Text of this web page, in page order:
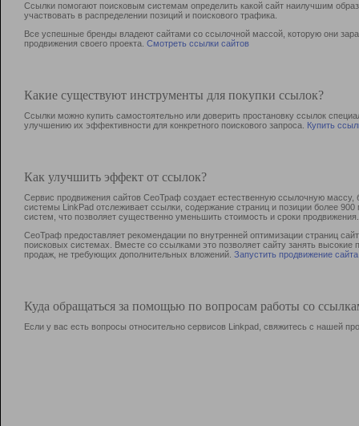
Ссылки помогают поисковым системам определить какой сайт наилучшим
участвовать в раcпределении позиций и поискового трафика.
Все успешные бренды владеют сайтами со ссылочной массой, которую они
продвижения своего проекта. Смотреть ссылки сайтов
Какие существуют инструменты для покупки ссылок?
Ссылки можно купить самостоятельно или доверить простановку ссылок
улучшению их эффективности для конкретного поискового запроса. Купить
Как улучшить эффект от ссылок?
Сервис продвижения сайтов СеоТраф создает естественную ссылочную
системы LinkPad отслеживает ссылки, содержание страниц и позиции более
систем, что позволяет существенно уменьшить стоимость и сроки продвижения.
СеоТраф предоставляет рекомендации по внутренней оптимизации страниц
поисковых системах. Вместе со ссылками это позволяет сайту занять
продаж, не требующих дополнительных вложений. Запустить продвижение сайта
Куда обращаться за помощью по вопросам работы со
Если у вас есть вопросы относительно сервисов Linkpad, свяжитесь с нашей